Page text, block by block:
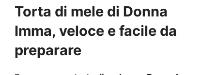
Torta di mele di Donna
Imma, veloce e facile da
preparare